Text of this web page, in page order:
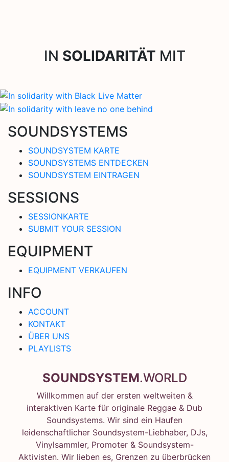
IN SOLIDARITÄT MIT
SOUNDSYSTEMS
SOUNDSYSTEM KARTE
SOUNDSYSTEMS ENTDECKEN
SOUNDSYSTEM EINTRAGEN
SESSIONS
SESSIONKARTE
SUBMIT YOUR SESSION
EQUIPMENT
EQUIPMENT VERKAUFEN
INFO
ACCOUNT
KONTAKT
ÜBER UNS
PLAYLISTS
SOUNDSYSTEM.WORLD
Willkommen auf der ersten weltweiten &
interaktiven Karte für originale Reggae & Dub
Soundsystems. Wir sind ein Haufen
leidenschaftlicher Soundsystem-Liebhaber, DJs,
Vinylsammler, Promoter & Soundsystem-
Aktivisten. Wir lieben es, Grenzen zu überbrücken